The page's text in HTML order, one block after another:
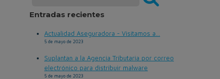
Entradas recientes
Actualidad Aseguradora - Visitamos a...
5 de mayo de 2023
Suplantan a la Agencia Tributaria por correo
electrónico para distribuir malware
5 de mayo de 2023